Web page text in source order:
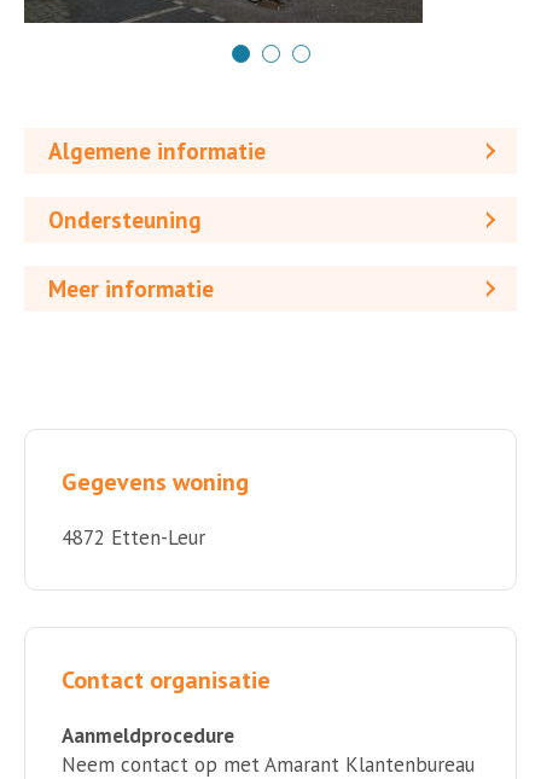
Algemene informatie
Ondersteuning
Meer informatie
Gegevens woning
4872 Etten-Leur
Contact organisatie
Aanmeldprocedure
Neem contact op met Amarant Klantenbureau